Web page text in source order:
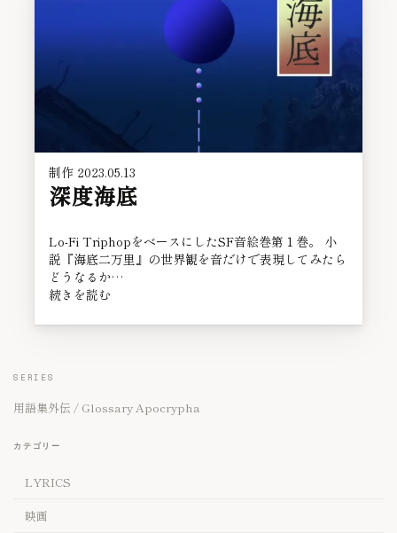
制作 2023.05.13
深度海底
Lo-Fi TriphopをベースにしたSF音絵巻第１巻。 小
説『海底二万里』の世界観を音だけで表現してみたら
どうなるか…
続きを読む
SERIES
用語集外伝 / Glossary Apocrypha
カテゴリー
LYRICS
映画